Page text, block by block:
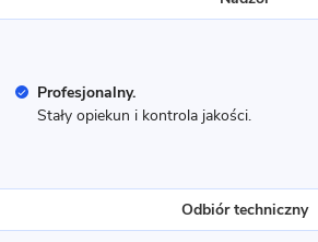
Nekielka - dom z
użytkowym
Profesjonalny.
Stały opiekun i kontrola jakości.
Odbiór techniczny